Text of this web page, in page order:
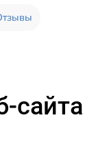
сайта